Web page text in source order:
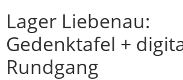
Lager Liebenau:
Gedenktafel +
Rundgang